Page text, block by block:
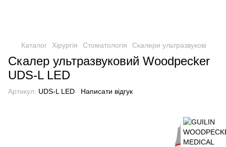
Каталог Хірургія Стоматологія Скалери ультразвукові
Скалер ультразвуковий Woodpecker
UDS-L LED
Артикул: UDS-L LED Написати відгук